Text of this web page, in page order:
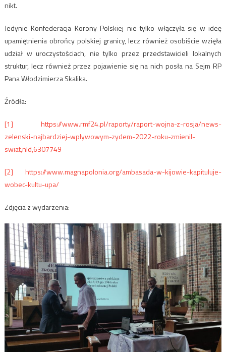
nikt.
Jedynie Konfederacja Korony Polskiej nie tylko włączyła się w ideę
upamiętnienia obrońcy polskiej granicy, lecz również osobiście wzięła
udział w uroczystościach, nie tylko przez przedstawicieli lokalnych
struktur, lecz również przez pojawienie się na nich posła na Sejm RP
Pana Włodzimierza Skalika.
Źródła:
[1]
https://www.rmf24.pl/raporty/raport-wojna-z-rosja/news-
zelenski-najbardziej-wplywowym-zydem-2022-roku-zmienil-
swiat,nId,6307749
[2]
https://www.magnapolonia.org/ambasada-w-kijowie-kapituluje-
wobec-kultu-upa/
Zdjęcia z wydarzenia: